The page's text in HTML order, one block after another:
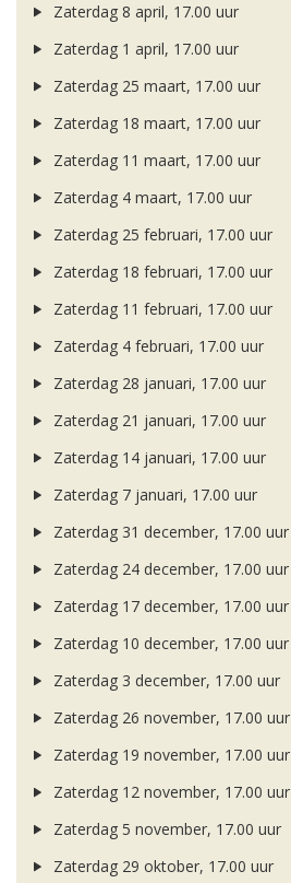
Zaterdag 8 april, 17.00 uur
Zaterdag 1 april, 17.00 uur
Zaterdag 25 maart, 17.00 uur
Zaterdag 18 maart, 17.00 uur
Zaterdag 11 maart, 17.00 uur
Zaterdag 4 maart, 17.00 uur
Zaterdag 25 februari, 17.00 uur
Zaterdag 18 februari, 17.00 uur
Zaterdag 11 februari, 17.00 uur
Zaterdag 4 februari, 17.00 uur
Zaterdag 28 januari, 17.00 uur
Zaterdag 21 januari, 17.00 uur
Zaterdag 14 januari, 17.00 uur
Zaterdag 7 januari, 17.00 uur
Zaterdag 31 december, 17.00 uur
Zaterdag 24 december, 17.00 uur
Zaterdag 17 december, 17.00 uur
Zaterdag 10 december, 17.00 uur
Zaterdag 3 december, 17.00 uur
Zaterdag 26 november, 17.00 uur
Zaterdag 19 november, 17.00 uur
Zaterdag 12 november, 17.00 uur
Zaterdag 5 november, 17.00 uur
Zaterdag 29 oktober, 17.00 uur